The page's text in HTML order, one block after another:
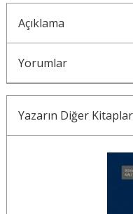
Açıklama
Yorumlar
Yazarın Diğer